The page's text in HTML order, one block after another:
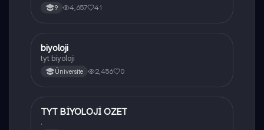
9 4,657 41
BBiyoloji
biyoloji
tyt biyoloji
Üniversite 2,456 0
Biyoloji
TYT BİYOLOJİ OZET
.